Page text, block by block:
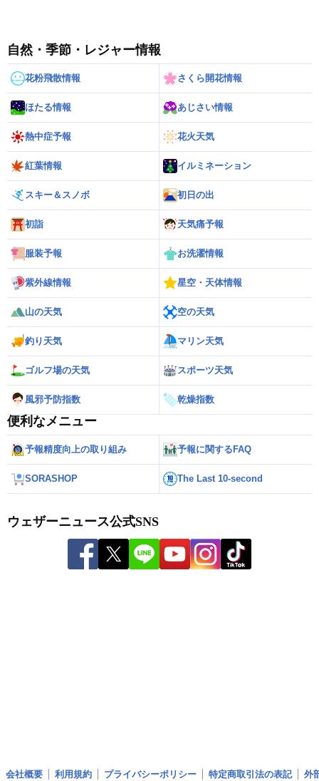
自然・季節・レジャー情報
花粉飛散情報 さくら開花情報
ほたる情報 あじさい情報
熱中症予報 花火天気
紅葉情報 イルミネーション
スキー＆スノボ 初日の出
初詣 天気痛予報
服装予報 お洗濯情報
紫外線情報 星空・天体情報
山の天気 空の天気
釣り天気 マリン天気
ゴルフ場の天気 スポーツ天気
風邪予防指数 乾燥指数
便利なメニュー
予報精度向上の取り組み 予報に関するFAQ
SORASHOP The Last 10-second
ウェザーニュース公式SNS
会社概要 利用規約 プライバシーポリシー 特定商取引法の表記 外